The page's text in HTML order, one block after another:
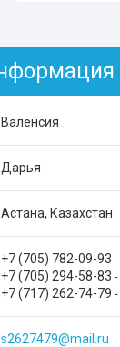
Валенсия
Дарья
Астана, Казахстан
+7 (705) 782-09-93
+7 (705) 294-58-83
+7 (717) 262-74-79
s2627479@mail.ru